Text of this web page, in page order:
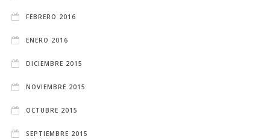
FEBRERO 2016
ENERO 2016
DICIEMBRE 2015
NOVIEMBRE 2015
OCTUBRE 2015
SEPTIEMBRE 2015